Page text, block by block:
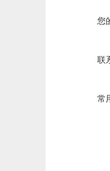
您
联
常